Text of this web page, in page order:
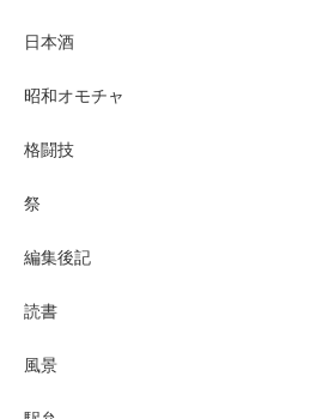
日本酒
昭和オモチャ
格闘技
祭
編集後記
読書
風景